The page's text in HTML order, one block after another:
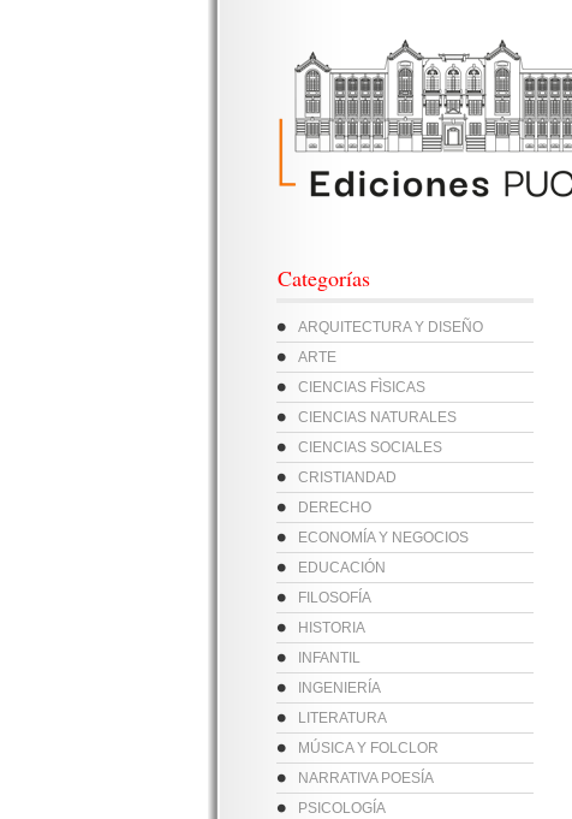
Categorías
ARQUITECTURA Y DISEÑO
ARTE
CIENCIAS FÌSICAS
CIENCIAS NATURALES
CIENCIAS SOCIALES
CRISTIANDAD
DERECHO
ECONOMÍA Y NEGOCIOS
EDUCACIÓN
FILOSOFÍA
HISTORIA
INFANTIL
INGENIERÍA
LITERATURA
MÚSICA Y FOLCLOR
NARRATIVA POESÍA
PSICOLOGÍA